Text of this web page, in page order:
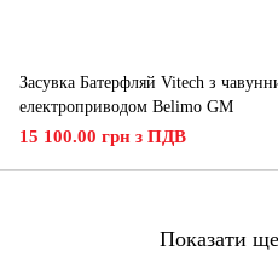
Засувка Батерфляй Vitech з
електроприводом Belimo GM
15 100.00 грн з ПДВ
Показати